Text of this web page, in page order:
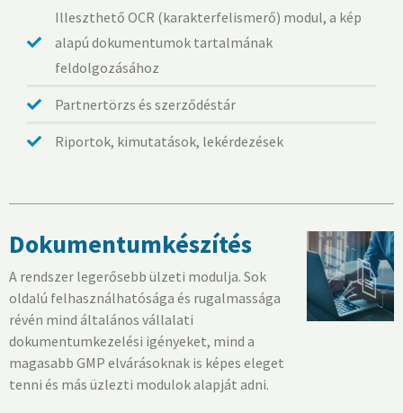
Illeszthető OCR (karakterfelismerő) modul, a kép
alapú dokumentumok tartalmának
feldolgozásához
Partnertörzs és szerződéstár
Riportok, kimutatások, lekérdezések
Dokumentumkészítés
A rendszer legerősebb ülzeti modulja. Sok
oldalú felhasználhatósága és rugalmassága
révén mind általános vállalati
dokumentumkezelési igényeket, mind a
magasabb GMP elvárásoknak is képes eleget
tenni és más üzlezti modulok alapját adni.